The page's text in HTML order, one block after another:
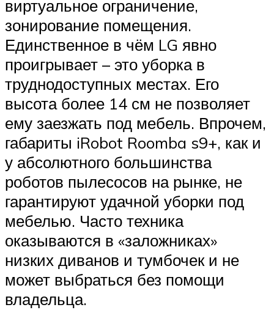
виртуальное ограничение,
зонирование помещения.
Единственное в чём LG явно
проигрывает – это уборка в
труднодоступных местах. Его
высота более 14 см не позволяет
ему заезжать под мебель. Впрочем,
габариты iRobot Roomba s9+, как и
у абсолютного большинства
роботов пылесосов на рынке, не
гарантируют удачной уборки под
мебелью. Часто техника
оказываются в «заложниках»
низких диванов и тумбочек и не
может выбраться без помощи
владельца.